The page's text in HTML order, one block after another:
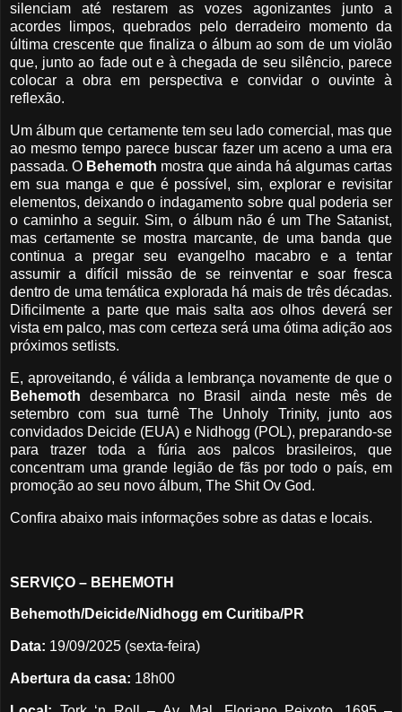
silenciam até restarem as vozes agonizantes junto a
acordes limpos, quebrados pelo derradeiro momento da
última crescente que finaliza o álbum ao som de um violão
que, junto ao fade out e à chegada de seu silêncio, parece
colocar a obra em perspectiva e convidar o ouvinte à
reflexão.
Um álbum que certamente tem seu lado comercial, mas que
ao mesmo tempo parece buscar fazer um aceno a uma era
passada. O Behemoth mostra que ainda há algumas cartas
em sua manga e que é possível, sim, explorar e revisitar
elementos, deixando o indagamento sobre qual poderia ser
o caminho a seguir. Sim, o álbum não é um The Satanist,
mas certamente se mostra marcante, de uma banda que
continua a pregar seu evangelho macabro e a tentar
assumir a difícil missão de se reinventar e soar fresca
dentro de uma temática explorada há mais de três décadas.
Dificilmente a parte que mais salta aos olhos deverá ser
vista em palco, mas com certeza será uma ótima adição aos
próximos setlists.
E, aproveitando, é válida a lembrança novamente de que o
Behemothdesembarca no Brasil ainda neste mês de
setembro com sua turnê The Unholy Trinity, junto aos
convidados Deicide (EUA) e Nidhogg (POL), preparando-se
para trazer toda a fúria aos palcos brasileiros, que
concentram uma grande legião de fãs por todo o país, em
promoção ao seu novo álbum, The Shit Ov God.
Confira abaixo mais informações sobre as datas e locais.
SERVIÇO – BEHEMOTH
Behemoth/Deicide/Nidhogg em Curitiba/PR
Data: 19/09/2025 (sexta-feira)
Abertura da casa: 18h00